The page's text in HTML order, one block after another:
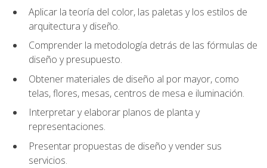
Aplicar la teoría del color, las paletas y los estilos de
arquitectura y diseño.
Comprender la metodología detrás de las fórmulas de
diseño y presupuesto.
Obtener materiales de diseño al por mayor, como
telas, flores, mesas, centros de mesa e iluminación.
Interpretar y elaborar planos de planta y
representaciones.
Presentar propuestas de diseño y vender sus
servicios.